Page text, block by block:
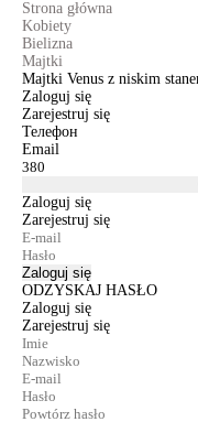
Strona główna
Kobiety
Bielizna
Majtki
Majtki Venus z niskim
Zaloguj się
Zarejestruj się
Телефон
Email
Zaloguj się
Zarejestruj się
Zaloguj się
ODZYSKAJ HASŁO
Zaloguj się
Zarejestruj się